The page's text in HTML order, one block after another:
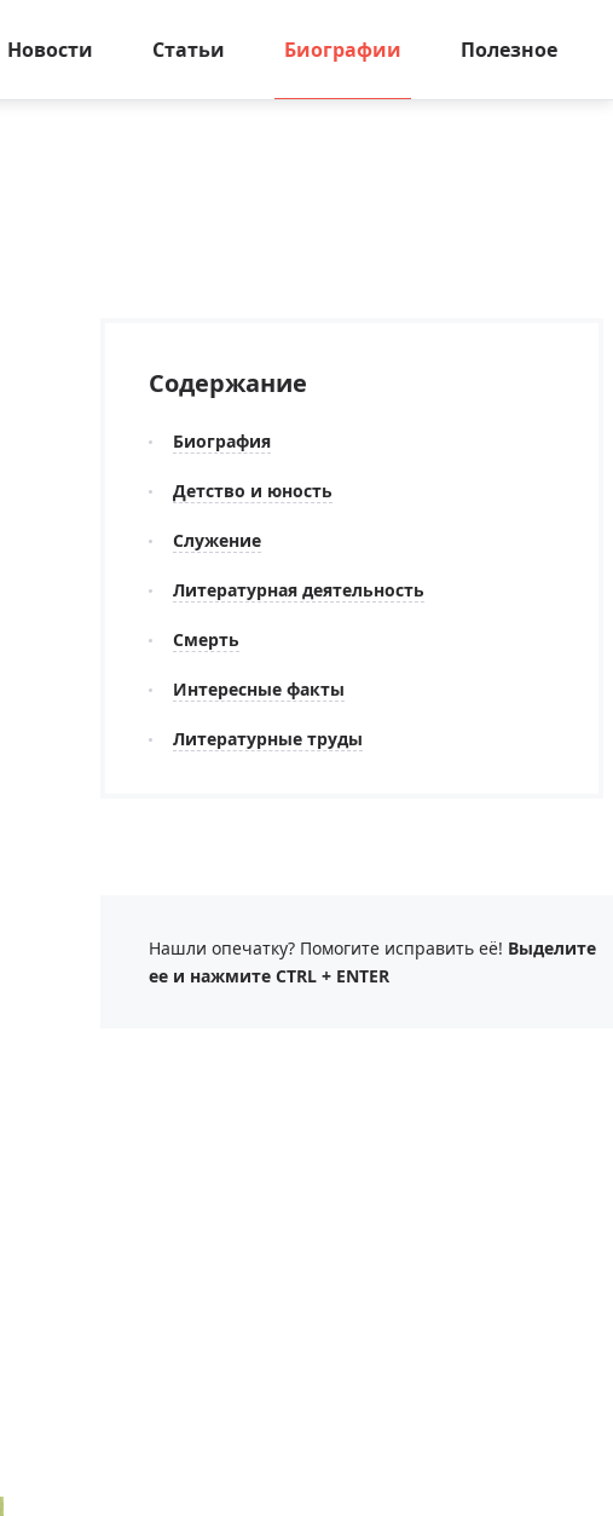
Новости Статьи Биографии Полезное
Содержание
Биография
Детство и юность
Служение
Литературная деятельность
Смерть
Интересные факты
Литературные труды
Нашли опечатку? Помогите исправить её! Выделите
ее и нажмите CTRL + ENTER